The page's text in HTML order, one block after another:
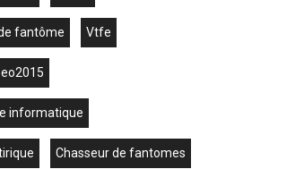
fantôme vtfe
informatique
chasseur de fantomes